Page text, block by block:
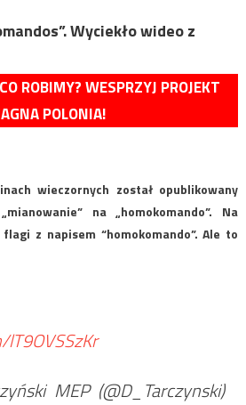
Wyciekło wideo z
ROBIMY? WESPRZYJ PROJEKT
POLONIA!
wieczornych został opublikowany
na „homokomando”. Na
z napisem “homokomando”. Ale to
MEP (@D_Tarczynski)